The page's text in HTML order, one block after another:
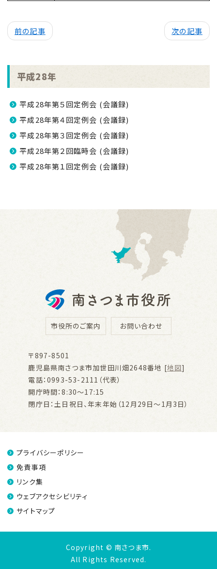
前の記事 次の記事
平成28年
平成28年第５回定例会 (会議録)
平成28年第４回定例会 (会議録)
平成28年第３回定例会 (会議録)
平成28年第２回臨時会 (会議録)
平成28年第１回定例会 (会議録)
市役所のご案内 お問い合わせ
〒897-8501
鹿児島県南さつま市加世田川畑2648番地 [地図]
電話：0993-53-2111（代表）
開庁時間：8:30～17:15
閉庁日：土日祝日、年末年始（12月29日～1月3日）
プライバシーポリシー
免責事項
リンク集
ウェブアクセシビリティ
サイトマップ
Copyright © 南さつま市.
All Rights Reserved.